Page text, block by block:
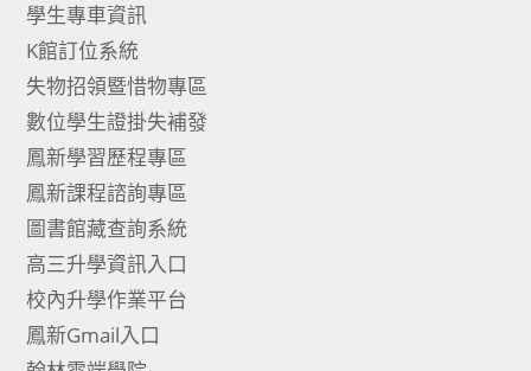
學生專車資訊
K館訂位系統
失物招領暨惜物專區
數位學生證掛失補發
鳳新學習歷程專區
鳳新課程諮詢專區
圖書館藏查詢系統
高三升學資訊入口
校內升學作業平台
鳳新Gmail入口